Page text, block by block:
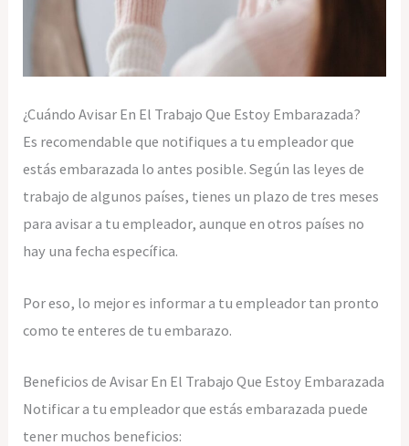
¿Cuándo Avisar En El Trabajo Que Estoy Embarazada?
Es recomendable que notifiques a tu empleador que
estás embarazada lo antes posible. Según las leyes de
trabajo de algunos países, tienes un plazo de tres meses
para avisar a tu empleador, aunque en otros países no
hay una fecha específica.
Por eso, lo mejor es informar a tu empleador tan pronto
como te enteres de tu embarazo.
Beneficios de Avisar En El Trabajo Que Estoy Embarazada
Notificar a tu empleador que estás embarazada puede
tener muchos beneficios: